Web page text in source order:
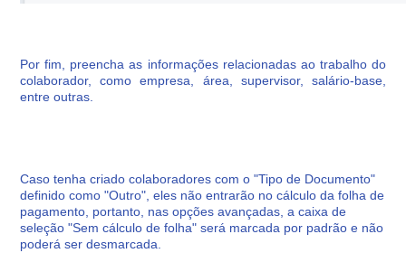
Por fim, preencha as informações relacionadas ao trabalho do
colaborador, como empresa, área, supervisor, salário-base,
entre outras.
Caso tenha criado colaboradores com o "Tipo de Documento"
definido como "Outro", eles não entrarão no cálculo da folha de
pagamento, portanto, nas opções avançadas, a caixa de
seleção "Sem cálculo de folha" será marcada por padrão e não
poderá ser desmarcada.